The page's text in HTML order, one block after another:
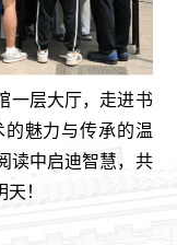
一层大厅，走进书
魅力与传承的温
读中启迪智慧，共
！